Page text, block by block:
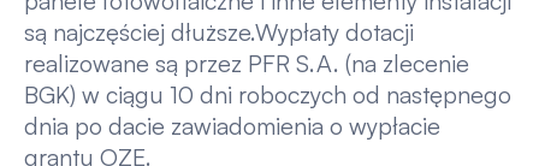
są najczęściej dłuższe.Wypłaty dotacji
realizowane są przez PFR S.A. (na zlecenie
BGK) w ciągu 10 dni roboczych od następnego
dnia po dacie zawiadomienia o wypłacie
grantu OZE.